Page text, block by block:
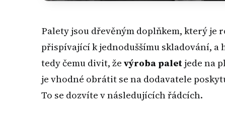
Palety jsou dřevěným doplňkem, který je
přispívající k jednoduššímu skladování, a
tedy čemu divit, že výroba palet jede na
je vhodné obrátit se na dodavatele
To se dozvíte v následujících řádcích.